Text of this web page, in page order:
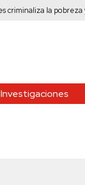
la pobreza y
Investigaciones